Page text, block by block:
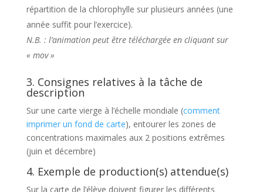
répartition de la chlorophylle sur plusieurs années (une
année suffit pour l’exercice).
N.B. : l’animation peut être téléchargée en cliquant sur
« mov »
3. Consignes relatives à la tâche de
description
Sur une carte vierge à l’échelle mondiale (comment
imprimer un fond de carte), entourer les zones de
concentrations maximales aux 2 positions extrêmes
(juin et décembre)
4. Exemple de production(s) attendue(s)
Sur la carte de l’élève doivent figurer les différents